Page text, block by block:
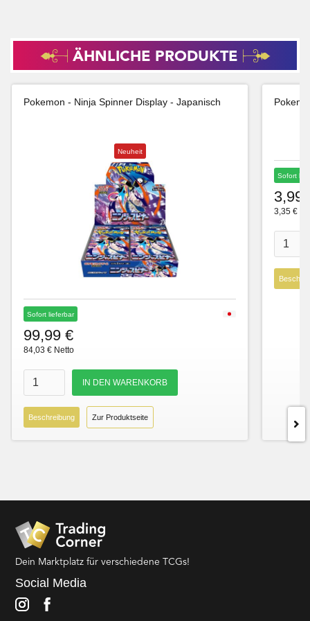
ÄHNLICHE PRODUKTE
Pokemon - Ninja Spinner Display - Japanisch
Neuheit
Sofort lieferbar
99,99 €
84,03 € Netto
Beschreibung Zur Produktseite
Sofort
3,99
3,35 €
Dein Marktplatz für verschiedene TCGs!
Social Media